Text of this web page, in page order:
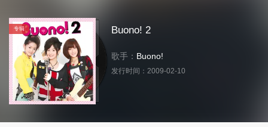
专辑 Buono! 2
歌手： Buono!
发行时间： 2009-02-10